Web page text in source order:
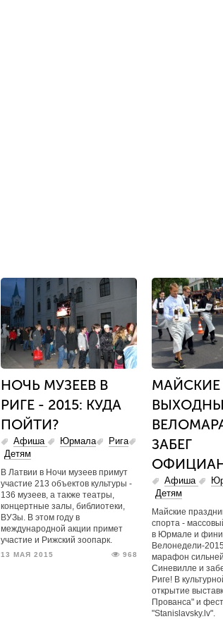
НОЧЬ МУЗЕЕВ В
РИГЕ - 2015: КУДА
ПОЙТИ?
Афиша Юрмала
Рига
Детям
В Латвии в Ночи музеев примут
участие 213 объектов культуры -
136 музеев, а также театры,
концертные залы, библиотеки,
ВУЗы. В этом году в
международной акции примет
участие и Рижский зоопарк.
13 МАЯ 2015 968
МАЙСКИЕ
ЗАБЕГ
Афиша
Детям
Майские
спорта -
в Юрмале и
Велонедели-
марафон
Синевилле и
Риге! В
открытие
Прованса" и
"Stanislavsky.lv".